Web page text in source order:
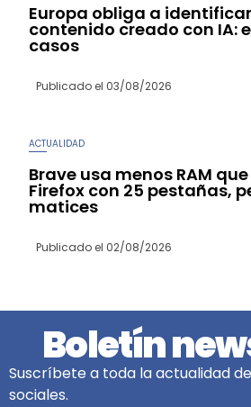
Europa obliga a
contenido creado con IA:
casos
Publicado el 03/08/2026
ACTUALIDAD
Brave usa menos RAM
Firefox con 25 pestañas,
matices
Publicado el 02/08/2026
Boletín
Suscríbete a toda la actualidad
sociales.